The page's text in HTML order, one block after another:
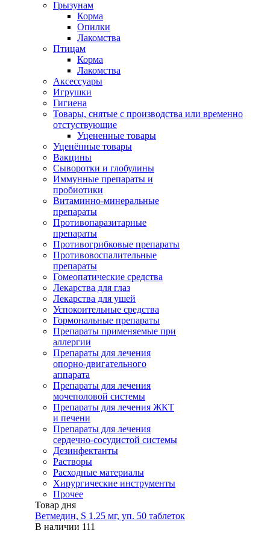
Грызунам
Корма
Опилки
Лакомства
Птицам
Корма
Лакомства
Аксессуары
Игрушки
Гигиена
Товары, снятые с производства или временно
отстуствующие
Уцененные товары
Уценённые товары
Вакцины
Сыворотки и глобулины
Иммунные препараты и
пробиотики
Витаминно-минеральные
препараты
Противопаразитарные
препараты
Противогрибковые препараты
Противовоспалительные
препараты
Гомеопатические средства
Лекарства для глаз
Лекарства для ушей
Успокоительные средства
Гормональные препараты
Препараты применяемые при
аллергии
Препараты для лечения
опорно-двигательного
аппарата
Препараты для лечения
мочеполовой системы
Препараты для лечения ЖКТ
и печени
Препараты для лечения
сердечно-сосудистой системы
Дезинфектанты
Растворы
Расходные материалы
Хирургические инструменты
Прочее
Товар дня
Ветмедин, S 1.25 мг, уп. 50 таблеток
В наличии 111